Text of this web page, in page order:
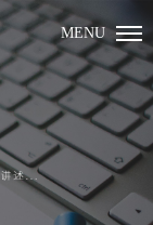
MENU